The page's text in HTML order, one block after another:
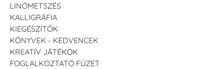
LINÓMETSZÉS
KALLIGRÁFIA
KIEGÉSZÍTŐK
KÖNYVEK - KEDVENCEK
KREATÍV JÁTÉKOK
FOGLALKOZTATÓ FÜZET